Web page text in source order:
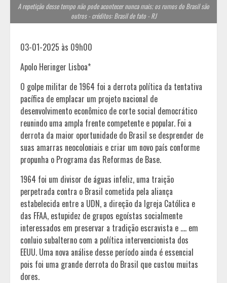
A repetição desse tempo não pode acontecer nunca mais; os rumos do Brasil são
outros - créditos: Brasil de fato - RJ
03-01-2025 às 09h00
Apolo Heringer Lisboa*
O golpe militar de 1964 foi a derrota política da tentativa
pacífica de emplacar um projeto nacional de
desenvolvimento econômico de corte social democrático
reunindo uma ampla frente competente e popular. Foi a
derrota da maior oportunidade do Brasil se desprender de
suas amarras neocoloniais e criar um novo país conforme
propunha o Programa das Reformas de Base.
1964 foi um divisor de águas infeliz, uma traição
perpetrada contra o Brasil cometida pela aliança
estabelecida entre a UDN, a direção da Igreja Católica e
das FFAA, estupidez de grupos egoístas socialmente
interessados em preservar a tradição escravista e …. em
conluio subalterno com a política intervencionista dos
EEUU. Uma nova análise desse período ainda é essencial
pois foi uma grande derrota do Brasil que custou muitas
dores.